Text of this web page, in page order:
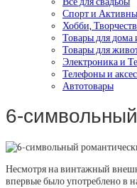
Спорт и
Хобби,
Товары для дома
Товары для
Электроника и
Телефоны и
Автотовары
6-
Несмотря на винтажный
впервые было употреблено в